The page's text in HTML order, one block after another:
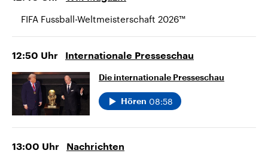
FIFA Fussball-Weltmeisterschaft 2026™
12:50 Uhr Internationale Presseschau
Die internationale Presseschau
Hören 08:58
13:00 Uhr Nachrichten